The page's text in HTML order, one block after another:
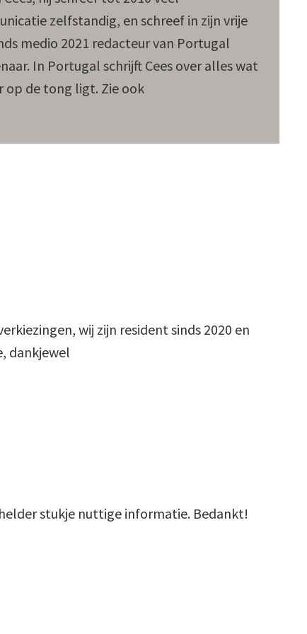
zelfstandig, en schreef in zijn vrije
medio 2021 redacteur van Portugal
In Portugal schrijft Cees over alles wat
op de tong ligt. Zie ook
wij zijn resident sinds 2020 en
dankjewel
stukje nuttige informatie. Bedankt!